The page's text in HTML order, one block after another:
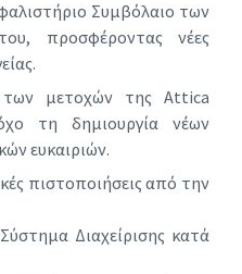
Συμβόλαιο των
προσφέροντας νέες
των μετοχών της Attica
τη δημιουργία νέων
ευκαιριών.
πιστοποιήσεις από την
Διαχείρισης κατά